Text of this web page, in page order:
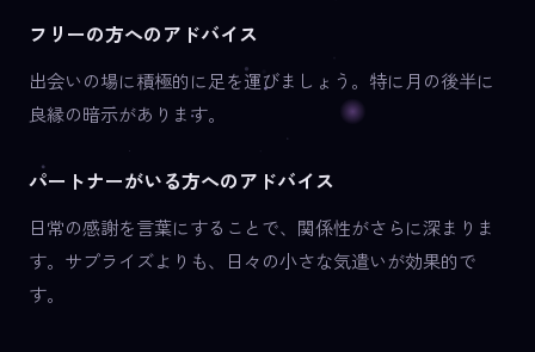
フリーの方へのアドバイス
出会いの場に積極的に足を運びましょう。特に月の後半に
良縁の暗示があります。
パートナーがいる方へのアドバイス
日常の感謝を言葉にすることで、関係性がさらに深まりま
す。サプライズよりも、日々の小さな気遣いが効果的で
す。